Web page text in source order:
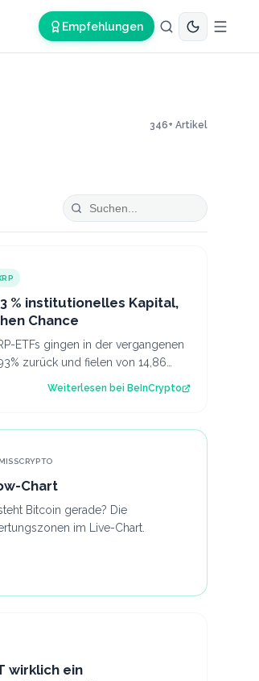
Empfehlungen
346+ Artikel
% institutionelles Kapital,
Chance
ETFs gingen in der vergangenen
zurück und fielen von 14,86
Weiterlesen bei BeInCrypto
Chart
Bitcoin gerade? Die
im Live-Chart.
wirklich ein